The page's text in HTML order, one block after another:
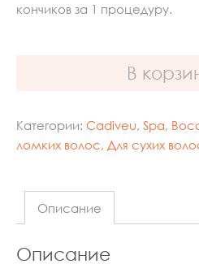
кончиков за 1 процедуру.
В
Категории: Cadiveu, Spa,
ломких волос, Для сухих
Описание
Описание